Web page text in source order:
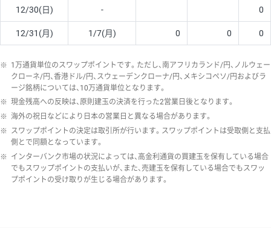
12/30(日) - 0
12/31(月) 1/7(月) 0 0 0
※ 1万通貨単位のスワップポイントです。ただし、南アフリカランド/円、ノルウェー
クローネ/円、香港ドル/円、スウェーデンクローナ/円、メキシコペソ/円およびラ
ージ銘柄については、10万通貨単位となります。
※ 現金残高への反映は、原則建玉の決済を行った2営業日後となります。
※ 海外の祝日などにより日本の営業日と異なる場合があります。
※ スワップポイントの決定は取引所が行います。スワップポイントは受取側と支払
側とで同額となっています。
※ インターバンク市場の状況によっては、高金利通貨の買建玉を保有している場合
でもスワップポイントの支払いが、また、売建玉を保有している場合でもスワッ
プポイントの受け取りが生じる場合があります。